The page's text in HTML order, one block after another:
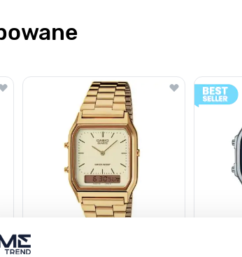
jest możliwe za pomocą klawisza tabulacji.